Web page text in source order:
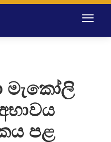
මැකෝලි
පළ